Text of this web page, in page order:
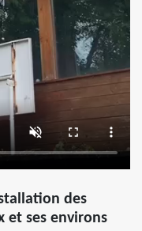
des
et ses environs